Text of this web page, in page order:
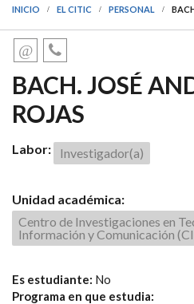
INICIO EL CITIC PERSONAL
BACH. JOSÉ
ROJAS
Labor: Investigador(a)
Unidad académica:
Centro de Investigaciones en
Información y Comunicación
Es estudiante: No
Programa en que estudia: